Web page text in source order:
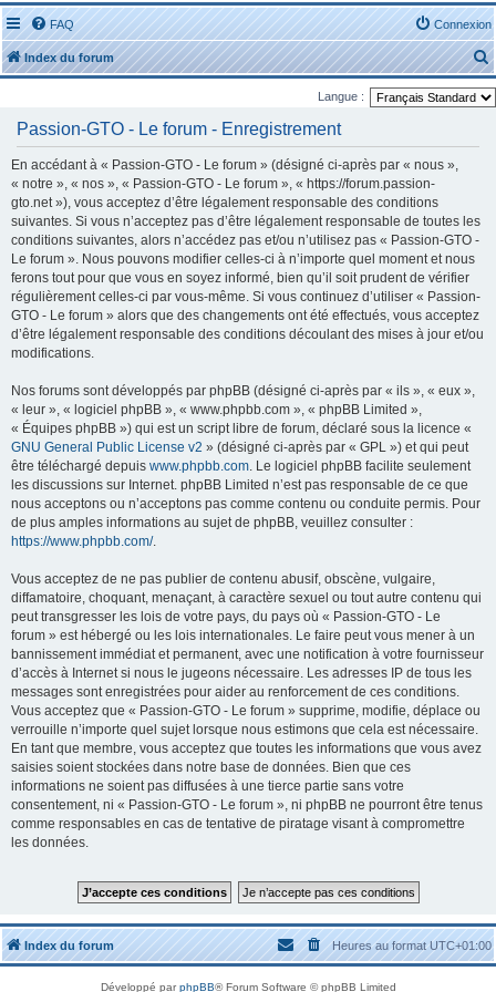
FAQ Connexion
Index du forum
e
c
Langue :
Passion-GTO - Le forum - Enregistrement
En accédant à « Passion-GTO - Le forum » (désigné ci-après par « nous »,
« notre », « nos », « Passion-GTO - Le forum », « https://forum.passion-
gto.net »), vous acceptez d’être légalement responsable des conditions
suivantes. Si vous n’acceptez pas d’être légalement responsable de toutes les
conditions suivantes, alors n’accédez pas et/ou n’utilisez pas « Passion-GTO -
Le forum ». Nous pouvons modifier celles-ci à n’importe quel moment et nous
ferons tout pour que vous en soyez informé, bien qu’il soit prudent de vérifier
régulièrement celles-ci par vous-même. Si vous continuez d’utiliser « Passion-
GTO - Le forum » alors que des changements ont été effectués, vous acceptez
d’être légalement responsable des conditions découlant des mises à jour et/ou
modifications.
Nos forums sont développés par phpBB (désigné ci-après par « ils », « eux »,
« leur », « logiciel phpBB », « www.phpbb.com », « phpBB Limited »,
« Équipes phpBB ») qui est un script libre de forum, déclaré sous la licence «
GNU General Public License v2 » (désigné ci-après par « GPL ») et qui peut
être téléchargé depuis www.phpbb.com. Le logiciel phpBB facilite seulement
les discussions sur Internet. phpBB Limited n’est pas responsable de ce que
nous acceptons ou n’acceptons pas comme contenu ou conduite permis. Pour
de plus amples informations au sujet de phpBB, veuillez consulter :
https://www.phpbb.com/.
Vous acceptez de ne pas publier de contenu abusif, obscène, vulgaire,
diffamatoire, choquant, menaçant, à caractère sexuel ou tout autre contenu qui
peut transgresser les lois de votre pays, du pays où « Passion-GTO - Le
forum » est hébergé ou les lois internationales. Le faire peut vous mener à un
bannissement immédiat et permanent, avec une notification à votre fournisseur
d’accès à Internet si nous le jugeons nécessaire. Les adresses IP de tous les
messages sont enregistrées pour aider au renforcement de ces conditions.
Vous acceptez que « Passion-GTO - Le forum » supprime, modifie, déplace ou
verrouille n’importe quel sujet lorsque nous estimons que cela est nécessaire.
En tant que membre, vous acceptez que toutes les informations que vous avez
saisies soient stockées dans notre base de données. Bien que ces
informations ne soient pas diffusées à une tierce partie sans votre
consentement, ni « Passion-GTO - Le forum », ni phpBB ne pourront être tenus
comme responsables en cas de tentative de piratage visant à compromettre
les données.
Index du forum Heures au formatUTC+01:00
Développé parphpBB® Forum Software © phpBB Limited